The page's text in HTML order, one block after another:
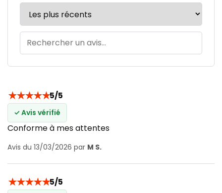
★★★★★5/5
✓ Avis vérifié
Conforme à mes attentes
Avis du 13/03/2026 par M S.
★★★★★5/5